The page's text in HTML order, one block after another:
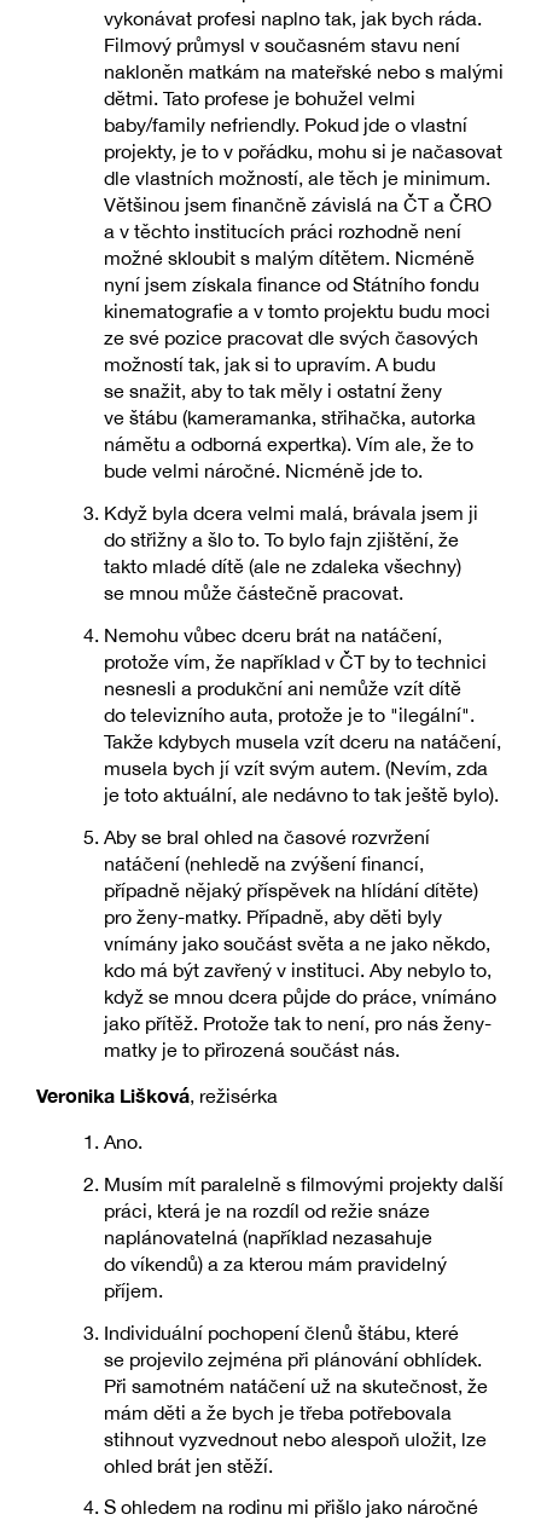
vykonávat profesi naplno tak, jak bych ráda.
Filmový průmysl v současném stavu není
nakloněn matkám na mateřské nebo s malými
dětmi. Tato profese je bohužel velmi
baby/family nefriendly. Pokud jde o vlastní
projekty, je to v pořádku, mohu si je načasovat
dle vlastních možností, ale těch je minimum.
Většinou jsem finančně závislá na ČT a ČRO
a v těchto institucích práci rozhodně není
možné skloubit s malým dítětem. Nicméně
nyní jsem získala finance od Státního fondu
kinematografie a v tomto projektu budu moci
ze své pozice pracovat dle svých časových
možností tak, jak si to upravím. A budu
se snažit, aby to tak měly i ostatní ženy
ve štábu (kameramanka, střihačka, autorka
námětu a odborná expertka). Vím ale, že to
bude velmi náročné. Nicméně jde to.
Když byla dcera velmi malá, brávala jsem ji
do střižny a šlo to. To bylo fajn zjištění, že
takto mladé dítě (ale ne zdaleka všechny)
se mnou může částečně pracovat.
Nemohu vůbec dceru brát na natáčení,
protože vím, že například v ČT by to technici
nesnesli a produkční ani nemůže vzít dítě
do televizního auta, protože je to "ilegální".
Takže kdybych musela vzít dceru na natáčení,
musela bych jí vzít svým autem. (Nevím, zda
je toto aktuální, ale nedávno to tak ještě bylo).
Aby se bral ohled na časové rozvržení
natáčení (nehledě na zvýšení financí,
případně nějaký příspěvek na hlídání dítěte)
pro ženy-matky. Případně, aby děti byly
vnímány jako součást světa a ne jako někdo,
kdo má být zavřený v instituci. Aby nebylo to,
když se mnou dcera půjde do práce, vnímáno
jako přítěž. Protože tak to není, pro nás ženy-
matky je to přirozená součást nás.
Veronika Lišková, režisérka
Ano.
Musím mít paralelně s filmovými projekty další
práci, která je na rozdíl od režie snáze
naplánovatelná (například nezasahuje
do víkendů) a za kterou mám pravidelný
příjem.
Individuální pochopení členů štábu, které
se projevilo zejména při plánování obhlídek.
Při samotném natáčení už na skutečnost, že
mám děti a že bych je třeba potřebovala
stihnout vyzvednout nebo alespoň uložit, lze
ohled brát jen stěží.
S ohledem na rodinu mi přišlo jako náročné